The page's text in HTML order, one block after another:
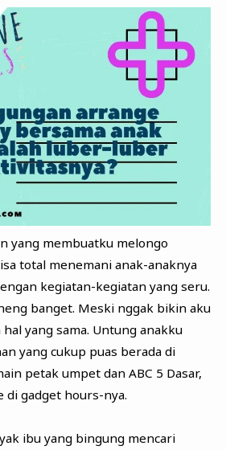
yang membuatku melongo
total menemani anak-anaknya
kegiatan-kegiatan yang seru.
banget. Meski nggak bikin aku
yang sama. Untung anakku
yang cukup puas berada di
petak umpet dan ABC 5 Dasar,
di gadget hours-nya.
ibu yang bingung mencari